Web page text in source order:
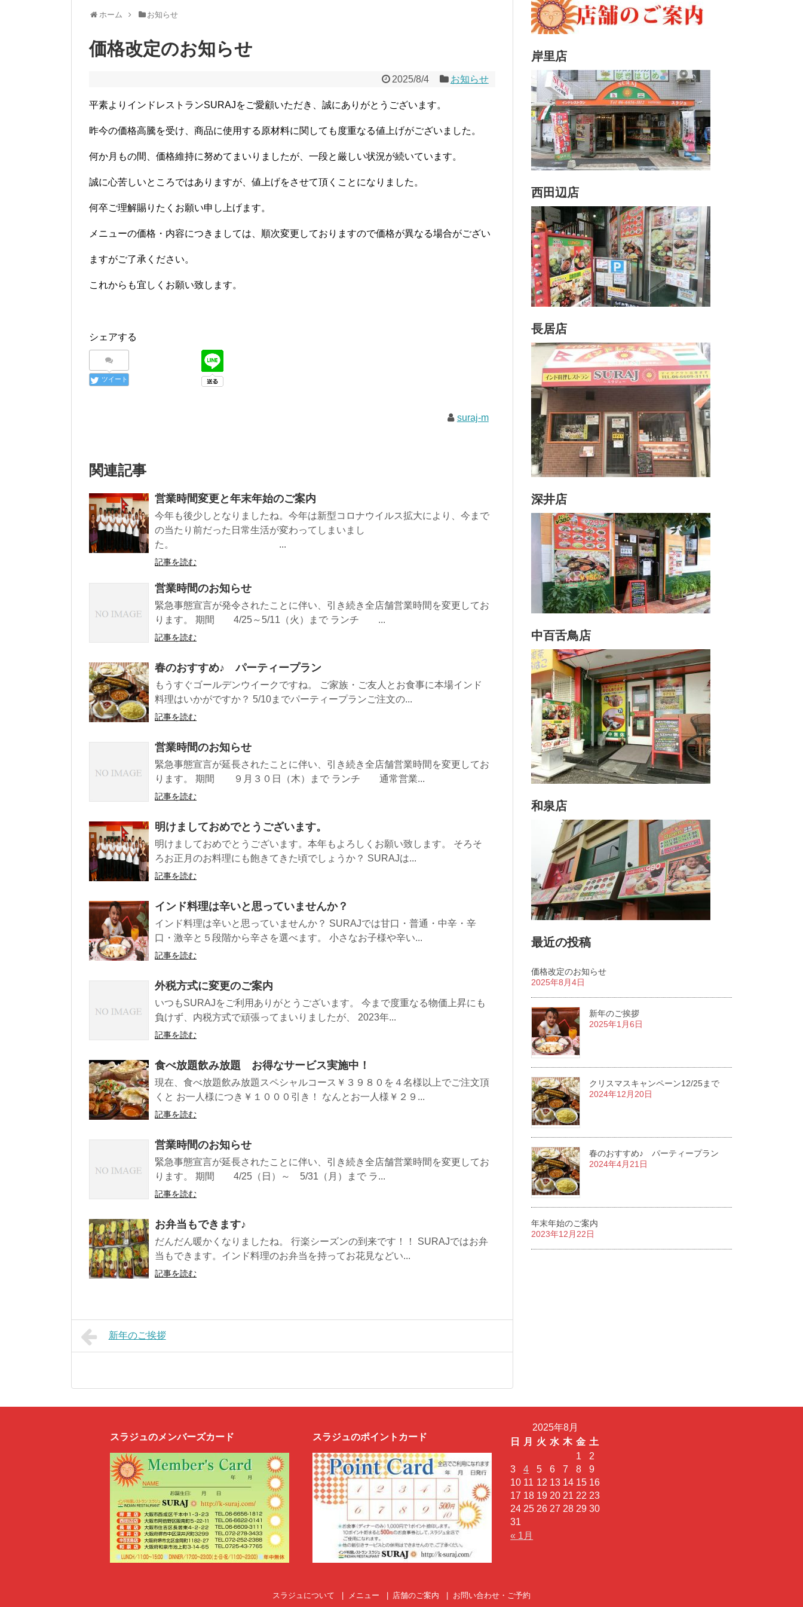
ホーム お知らせ
価格改定のお知らせ
2025/8/4 お知らせ
平素よりインドレストランSURAJをご愛顧いただき、誠にありがとうございます。
昨今の価格高騰を受け、商品に使用する原材料に関しても度重なる値上げがございました。
何か月もの間、価格維持に努めてまいりましたが、一段と厳しい状況が続いています。
誠に心苦しいところではありますが、値上げをさせて頂くことになりました。
何卒ご理解賜りたくお願い申し上げます。
メニューの価格・内容につきましては、順次変更しておりますので価格が異なる場合がござい
ますがご了承ください。
これからも宜しくお願い致します。
シェアする
ツイート
suraj-m
関連記事
営業時間変更と年末年始のご案内
今年も後少しとなりましたね。今年は新型コロナウイルス拡大により、今まで
の当たり前だった日常生活が変わってしまいまし
た。 ...
記事を読む
営業時間のお知らせ
緊急事態宣言が発令されたことに伴い、引き続き全店舗営業時間を変更してお
ります。 期間 4/25～5/11（火）まで ランチ ...
記事を読む
春のおすすめ♪ パーティープラン
もうすぐゴールデンウイークですね。 ご家族・ご友人とお食事に本場インド
料理はいかがですか？ 5/10までパーティープランご注文の...
記事を読む
営業時間のお知らせ
緊急事態宣言が延長されたことに伴い、引き続き全店舗営業時間を変更してお
ります。 期間 ９月３０日（木）まで ランチ 通常営業...
記事を読む
明けましておめでとうございます。
明けましておめでとうございます。本年もよろしくお願い致します。 そろそ
ろお正月のお料理にも飽きてきた頃でしょうか？ SURAJは...
記事を読む
インド料理は辛いと思っていませんか？
インド料理は辛いと思っていませんか？ SURAJでは甘口・普通・中辛・辛
口・激辛と５段階から辛さを選べます。 小さなお子様や辛い...
記事を読む
外税方式に変更のご案内
いつもSURAJをご利用ありがとうございます。 今まで度重なる物価上昇にも
負けず、内税方式で頑張ってまいりましたが、 2023年...
記事を読む
食べ放題飲み放題 お得なサービス実施中！
現在、食べ放題飲み放題スペシャルコース￥３９８０を４名様以上でご注文頂
くと お一人様につき￥１０００引き！ なんとお一人様￥２９...
記事を読む
営業時間のお知らせ
緊急事態宣言が延長されたことに伴い、引き続き全店舗営業時間を変更してお
ります。 期間 4/25（日）～ 5/31（月）まで ラ...
記事を読む
お弁当もできます♪
だんだん暖かくなりましたね。 行楽シーズンの到来です！！ SURAJではお弁
当もできます。インド料理のお弁当を持ってお花見などい...
記事を読む
新年のご挨拶
岸里店
西田辺店
長居店
深井店
中百舌鳥店
和泉店
最近の投稿
価格改定のお知らせ
2025年8月4日
新年のご挨拶
2025年1月6日
クリスマスキャンペーン12/25まで
2024年12月20日
春のおすすめ♪ パーティープラン
2024年4月21日
年末年始のご案内
2023年12月22日
スラジュのメンバーズカード スラジュのポイントカード
2025年8月
日
月 火 水 木 金 土
« 1月
1
2
3
4 5 6 7 8
9
10 11 12 13 14 15 16
17 18 19 20 21 22 23
24 25 26 27 28 29 30
31
スラジュについて メニュー 店舗のご案内 お問い合わせ・ご予約